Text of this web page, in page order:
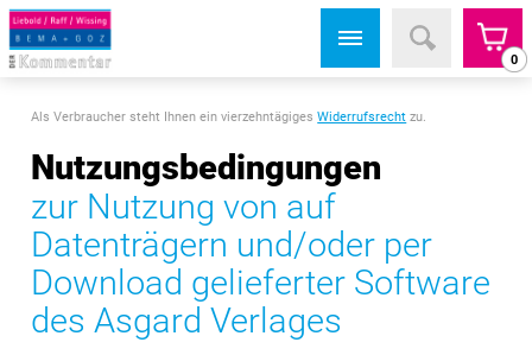
0
Als Verbraucher steht Ihnen ein vierzehntägigesWiderrufsrecht zu.
Nutzungsbedingungen
zur Nutzung von auf
Datenträgern und/oder per
Download gelieferter Software
des Asgard Verlages